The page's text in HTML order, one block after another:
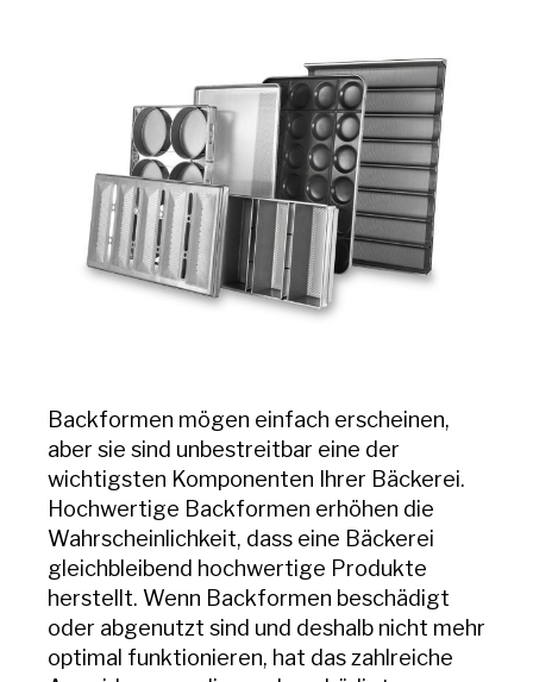
Backformen mögen einfach erscheinen,
aber sie sind unbestreitbar eine der
wichtigsten Komponenten Ihrer Bäckerei.
Hochwertige Backformen erhöhen die
Wahrscheinlichkeit, dass eine Bäckerei
gleichbleibend hochwertige Produkte
herstellt. Wenn Backformen beschädigt
oder abgenutzt sind und deshalb nicht mehr
optimal funktionieren, hat das zahlreiche